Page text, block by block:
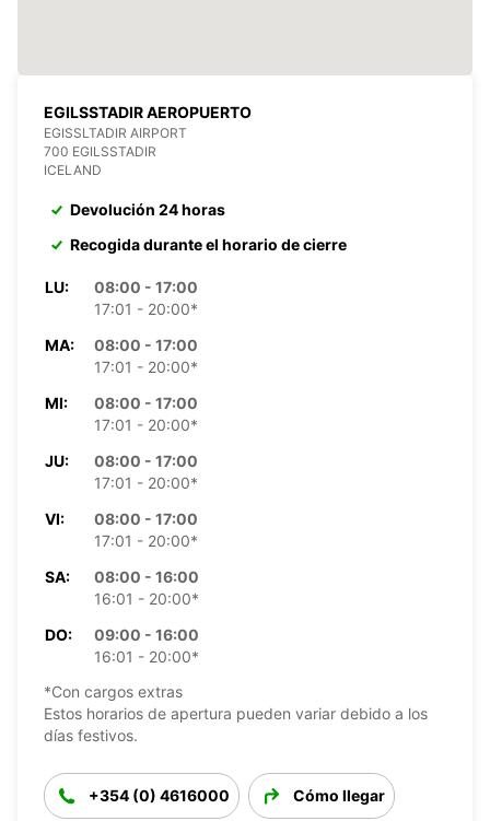
EGILSSTADIR AEROPUERTO
EGISSLTADIR AIRPORT
700 EGILSSTADIR
ICELAND
Devolución 24 horas
Recogida durante el horario de cierre
LU:
08:00 - 17:00
17:01 - 20:00*
MA:
08:00 - 17:00
17:01 - 20:00*
MI:
08:00 - 17:00
17:01 - 20:00*
JU:
08:00 - 17:00
17:01 - 20:00*
VI:
08:00 - 17:00
17:01 - 20:00*
SA:
08:00 - 16:00
16:01 - 20:00*
DO:
09:00 - 16:00
16:01 - 20:00*
*Con cargos extras
Estos horarios de apertura pueden variar debido a los
días festivos.
+354 (0) 4616000 Cómo llegar